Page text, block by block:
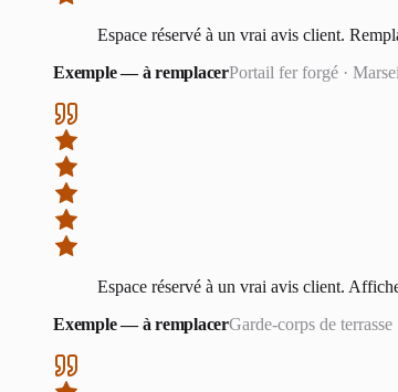
Espace réservé à un vrai avis client.
Exemple — à remplacerPortail fer forgé·
Espace réservé à un vrai avis client.
Exemple — à remplacerGarde-corps de terrasse